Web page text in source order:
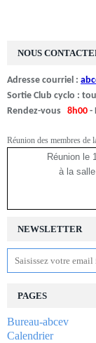
NEWSLETTER
PAGES
Bureau-abcev
Calendrier
NOUS
Adresse courriel :
Sortie Club cyclo :
Rendez-vous 8h00 -
Réunion des membres de
Réunion le 1
à la